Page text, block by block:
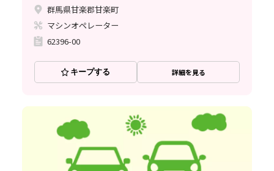
群馬県甘楽郡甘楽町
マシンオペレーター
62396-00
キープする 詳細を見る